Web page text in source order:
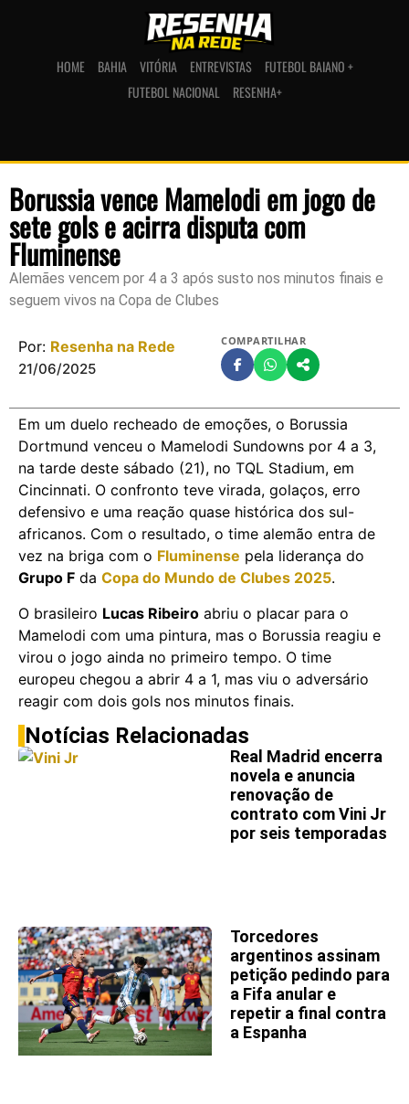
HOME BAHIA VITÓRIA ENTREVISTAS
FUTEBOL BAIANO +
FUTEBOL NACIONAL
RESENHA+
Borussia vence Mamelodi em jogo de
sete gols e acirra disputa com
Fluminense
Alemães vencem por 4 a 3 após susto nos minutos finais e
seguem vivos na Copa de Clubes
Por: Resenha na Rede
21/06/2025
COMPARTILHAR
Em um duelo recheado de emoções, o Borussia
Dortmund venceu o Mamelodi Sundowns por 4 a 3,
na tarde deste sábado (21), no TQL Stadium, em
Cincinnati. O confronto teve virada, golaços, erro
defensivo e uma reação quase histórica dos sul-
africanos. Com o resultado, o time alemão entra de
vez na briga com o Fluminense pela liderança do
Grupo F da Copa do Mundo de Clubes 2025.
O brasileiro Lucas Ribeiro abriu o placar para o
Mamelodi com uma pintura, mas o Borussia reagiu e
virou o jogo ainda no primeiro tempo. O time
europeu chegou a abrir 4 a 1, mas viu o adversário
reagir com dois gols nos minutos finais.
Notícias Relacionadas
Real Madrid encerra
novela e anuncia
renovação de
contrato com Vini Jr
por seis temporadas
Torcedores
argentinos assinam
petição pedindo para
a Fifa anular e
repetir a final contra
a Espanha